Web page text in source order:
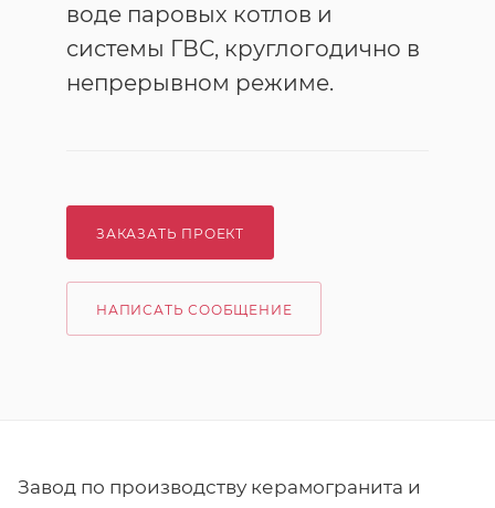
воде паровых котлов и
системы ГВС, круглогодично в
непрерывном режиме.
ЗАКАЗАТЬ ПРОЕКТ
НАПИСАТЬ СООБЩЕНИЕ
Завод по производству керамогранита и